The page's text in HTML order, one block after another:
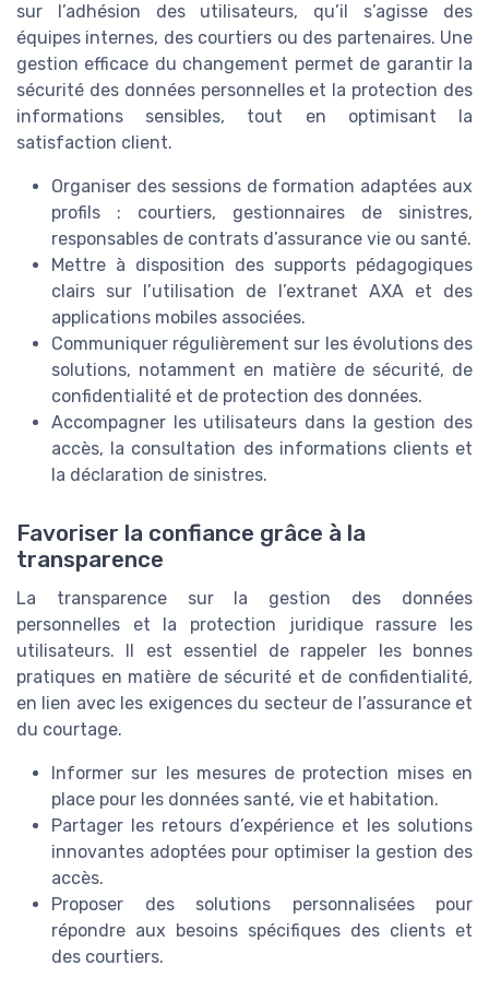
sur l’adhésion des utilisateurs, qu’il s’agisse des
équipes internes, des courtiers ou des partenaires. Une
gestion efficace du changement permet de garantir la
sécurité des données personnelles et la protection des
informations sensibles, tout en optimisant la
satisfaction client.
Organiser des sessions de formation adaptées aux
profils : courtiers, gestionnaires de sinistres,
responsables de contrats d’assurance vie ou santé.
Mettre à disposition des supports pédagogiques
clairs sur l’utilisation de l’extranet AXA et des
applications mobiles associées.
Communiquer régulièrement sur les évolutions des
solutions, notamment en matière de sécurité, de
confidentialité et de protection des données.
Accompagner les utilisateurs dans la gestion des
accès, la consultation des informations clients et
la déclaration de sinistres.
Favoriser la confiance grâce à la
transparence
La transparence sur la gestion des données
personnelles et la protection juridique rassure les
utilisateurs. Il est essentiel de rappeler les bonnes
pratiques en matière de sécurité et de confidentialité,
en lien avec les exigences du secteur de l’assurance et
du courtage.
Informer sur les mesures de protection mises en
place pour les données santé, vie et habitation.
Partager les retours d’expérience et les solutions
innovantes adoptées pour optimiser la gestion des
accès.
Proposer des solutions personnalisées pour
répondre aux besoins spécifiques des clients et
des courtiers.